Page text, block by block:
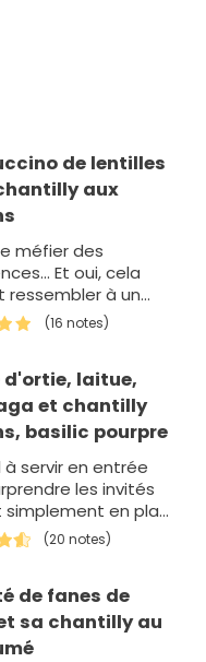
de lentilles
aux
méfier des
Et oui, cela
ressembler à un
mais
bel et bien une
regardan…
(16 notes)
d'ortie, laitue,
et chantilly
basilic pourpre
à servir en entrée
les invités
simplement en plat
!
(20 notes)
de fanes de
sa chantilly au